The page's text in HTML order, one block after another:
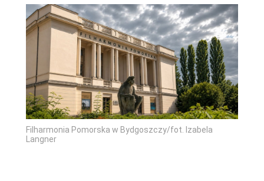
Filharmonia Pomorska w Bydgoszczy/fot. Izabela
Langner